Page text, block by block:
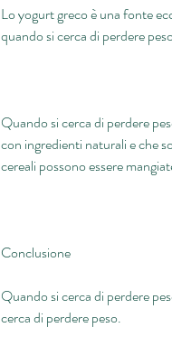
Lo yogurt greco è una fonte
quando si cerca di perdere peso
Quando si cerca di perdere
con ingredienti naturali e che
cereali possono essere
Conclusione
Quando si cerca di perdere
cerca di perdere peso.